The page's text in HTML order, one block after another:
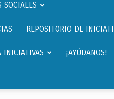
SOCIALES
REPOSITORIO DE
INICIATIVAS ¡AYÚDANOS!